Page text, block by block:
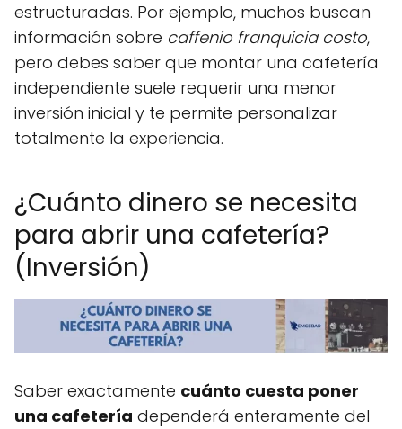
estructuradas. Por ejemplo, muchos buscan
información sobre caffenio franquicia costo,
pero debes saber que montar una cafetería
independiente suele requerir una menor
inversión inicial y te permite personalizar
totalmente la experiencia.
¿Cuánto dinero se necesita
para abrir una cafetería?
(Inversión)
Saber exactamente cuánto cuesta poner
una cafetería dependerá enteramente del